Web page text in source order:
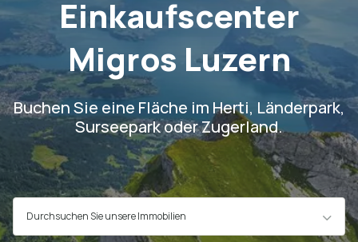
Einkaufscenter
Migros Luzern
Buchen Sie eine Fläche im Herti, Länderpark,
Surseepark oder Zugerland.
Durchsuchen Sie unsere Immobilien